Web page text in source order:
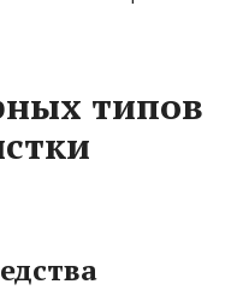
типов